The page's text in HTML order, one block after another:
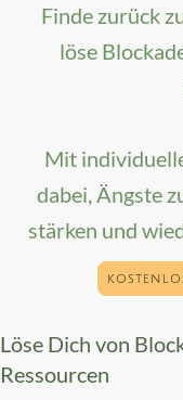
Finde zurück
löse
Mit
dabei, Ängste
stärken und
Löse Dich von
Ressourcen